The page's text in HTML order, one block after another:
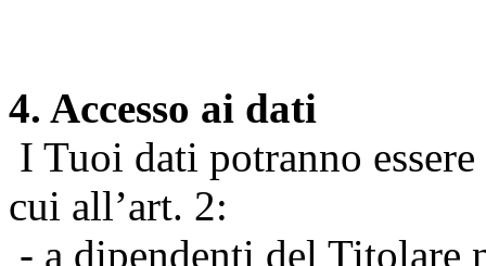
4. Accesso ai dati
I Tuoi dati potranno
cui all’art. 2:
- a dipendenti del Titolare